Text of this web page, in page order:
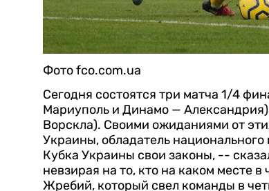
Фото fco.com.ua
Сегодня состоятся три матча 1/4
Мариуполь и Динамо —
Ворскла). Своими ожиданиями от
Украины, обладатель
Кубка Украины свои законы, --
невзирая на то, кто на каком месте
Жребий, который свел команды в